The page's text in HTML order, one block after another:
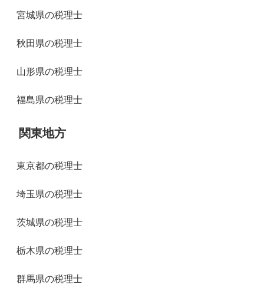
宮城県の税理士
秋田県の税理士
山形県の税理士
福島県の税理士
関東地方
東京都の税理士
埼玉県の税理士
茨城県の税理士
栃木県の税理士
群馬県の税理士